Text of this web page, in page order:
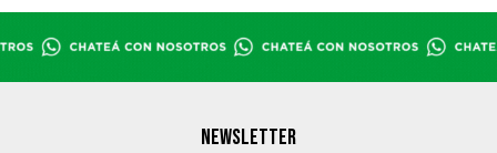
NEWSLETTER